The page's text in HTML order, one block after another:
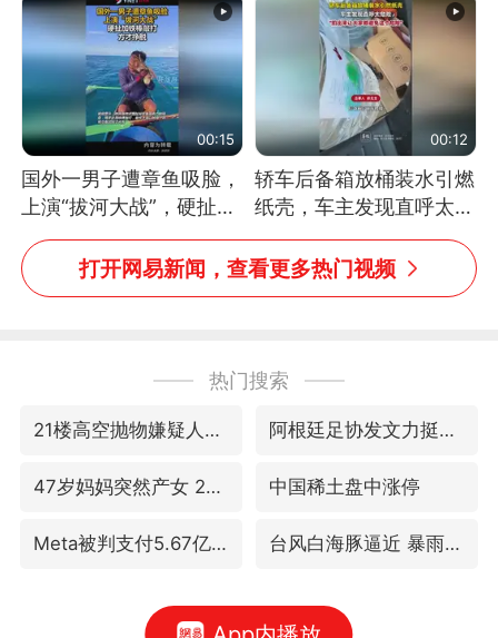
处理
00:15
国外一男子遭章鱼吸脸，
上演“拔河大战”，硬扯加
铁棒敲打方才挣脱
00:12
轿车后备箱放桶装水引燃
纸壳，车主发现直呼太危
险，“拍出来让大家都避
免这个危险”
打开网易新闻，查看更多热门视频
热门搜索
21楼高空抛物嫌疑人被拘留 阿根廷足协发文力挺因凡蒂诺
47岁妈妈突然产女 26岁女儿：很震惊 中国稀土盘中涨停
Meta被判支付5.67亿美元 台风白海豚逼近 暴雨大暴雨来袭